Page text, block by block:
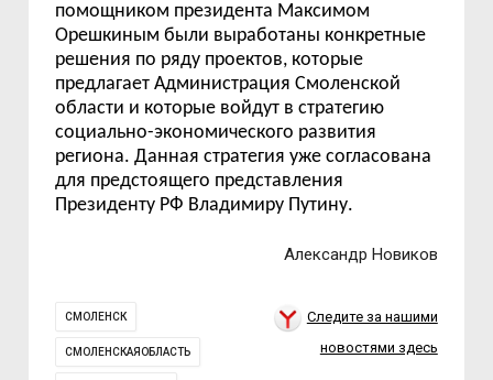
помощником президента Максимом
Орешкиным были выработаны конкретные
решения по ряду проектов, которые
предлагает Администрация Смоленской
области и которые войдут в стратегию
социально-экономического развития
региона. Данная стратегия уже согласована
для предстоящего представления
Президенту РФ Владимиру Путину.
Александр Новиков
СМОЛЕНСК
СМОЛЕНСКАЯОБЛАСТЬ
Следите за нашими
новостями здесь